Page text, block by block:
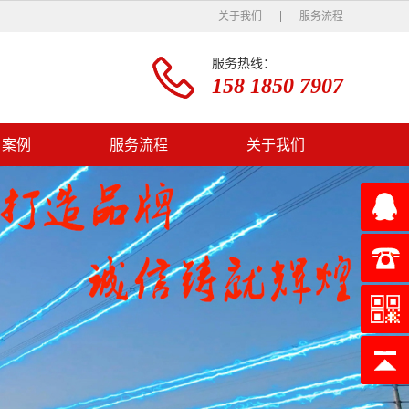
关于我们 服务流程
服务热线：
158 1850 7907
例 服务流程 关于我们